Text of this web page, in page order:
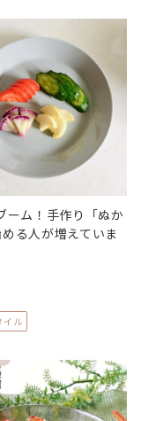
ーム！手作り「ぬか
る人が増えていま
イル